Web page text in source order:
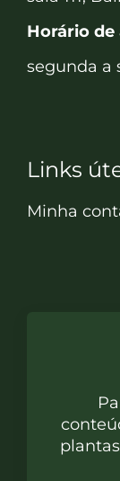
Horário
segunda a
Links
Minha